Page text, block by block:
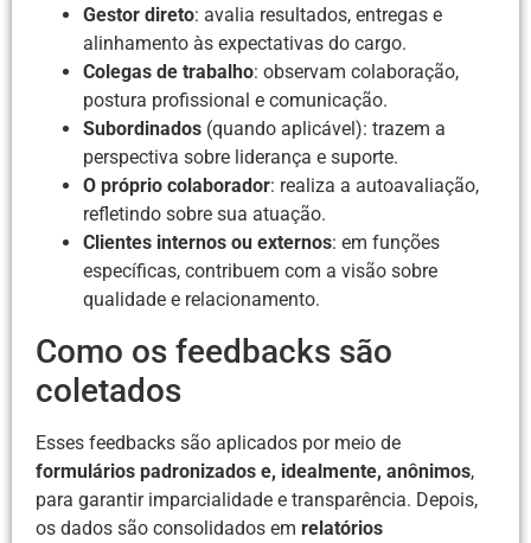
Gestor direto: avalia resultados, entregas e
alinhamento às expectativas do cargo.
Colegas de trabalho: observam colaboração,
postura profissional e comunicação.
Subordinados (quando aplicável): trazem a
perspectiva sobre liderança e suporte.
O próprio colaborador: realiza a autoavaliação,
refletindo sobre sua atuação.
Clientes internos ou externos: em funções
específicas, contribuem com a visão sobre
qualidade e relacionamento.
Como os feedbacks são
coletados
Esses feedbacks são aplicados por meio de
formulários padronizados e, idealmente, anônimos,
para garantir imparcialidade e transparência. Depois,
os dados são consolidados em relatórios